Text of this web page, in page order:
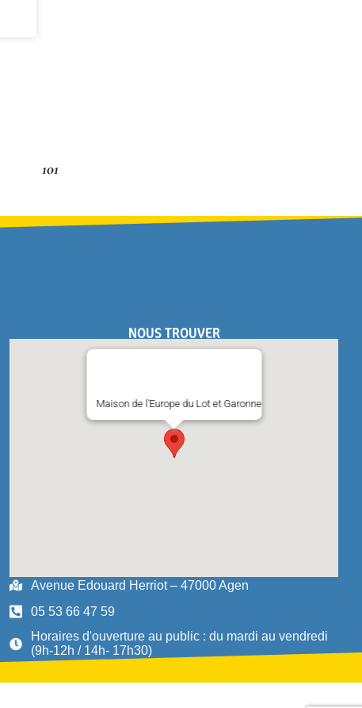
101
NOUS TROUVER
Maison de l'Europe du Lot et Garonne
Avenue Edouard Herriot – 47000 Agen
05 53 66 47 59
Horaires d'ouverture au public : du mardi au vendredi
(9h-12h / 14h- 17h30)